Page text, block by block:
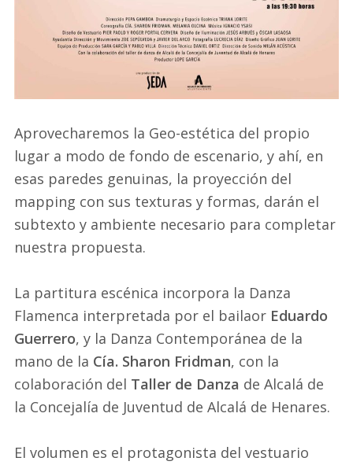
Aprovecharemos la Geo-estética del propio
lugar a modo de fondo de escenario, y ahí, en
esas paredes genuinas, la proyección del
mapping con sus texturas y formas, darán el
subtexto y ambiente necesario para completar
nuestra propuesta.
La partitura escénica incorpora la Danza
Flamenca interpretada por el bailaor Eduardo
Guerrero, y la Danza Contemporánea de la
mano de la Cía. Sharon Fridman, con la
colaboración del Taller de Danza de Alcalá de
la Concejalía de Juventud de Alcalá de Henares.
El volumen es el protagonista del vestuario